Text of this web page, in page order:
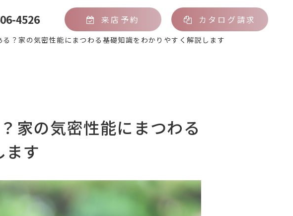
4526 来店予約 カタログ請求
？家の気密性能にまつわる基礎知識をわかりやすく解説します
家の気密性能にまつわる
ます